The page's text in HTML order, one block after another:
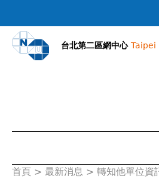
台北第二區網中心 Taipei
首頁 > 最新消息 > 轉知他單位資